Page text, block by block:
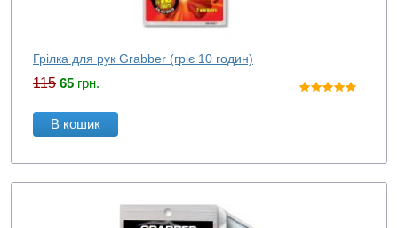
Грілка для рук Grabber (гріє 10 годин)
115 65 грн.
В кошик